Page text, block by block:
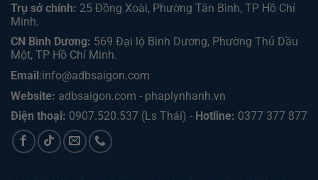
Trụ sở chính: 25 Đồng Xoài, Phường Tân Bình, TP Hồ Chí
Minh.
CN Bình Dương: 569 Đại lộ Bình Dương, Phường Thủ Dầu
Một, TP Hồ Chí Minh.
Email:info@adbsaigon.com
Website: adbsaigon.com - phaplynhanh.vn
Điện thoại: 0907.520.537 (Ls Thái) - Hotline: 0377 377 877